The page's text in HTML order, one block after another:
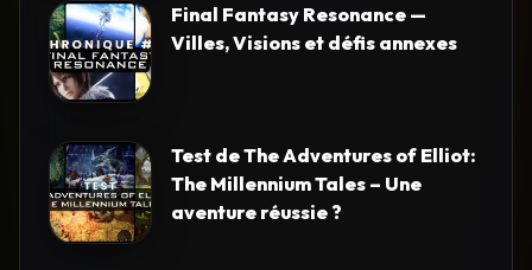
Final Fantasy Resonance —
Villes, Visions et défis annexes
Test de The Adventures of Elliot:
The Millennium Tales – Une
aventure réussie ?